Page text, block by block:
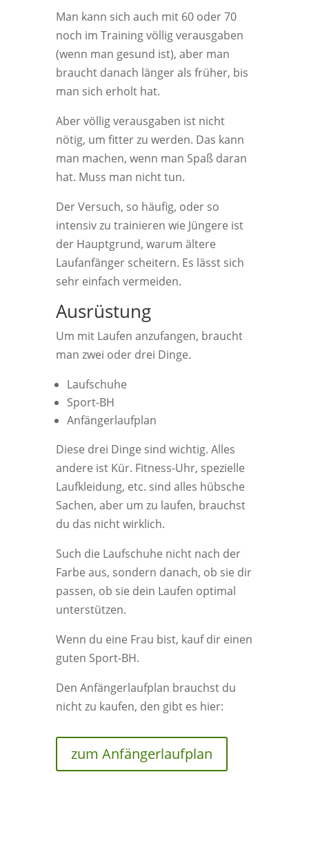
Man kann sich auch mit 60 oder 70
noch im Training völlig verausgaben
(wenn man gesund ist), aber man
braucht danach länger als früher, bis
man sich erholt hat.
Aber völlig verausgaben ist nicht
nötig, um fitter zu werden. Das kann
man machen, wenn man Spaß daran
hat. Muss man nicht tun.
Der Versuch, so häufig, oder so
intensiv zu trainieren wie Jüngere ist
der Hauptgrund, warum ältere
Laufanfänger scheitern. Es lässt sich
sehr einfach vermeiden.
Ausrüstung
Um mit Laufen anzufangen, braucht
man zwei oder drei Dinge.
Laufschuhe
Sport-BH
Anfängerlaufplan
Diese drei Dinge sind wichtig. Alles
andere ist Kür. Fitness-Uhr, spezielle
Laufkleidung, etc. sind alles hübsche
Sachen, aber um zu laufen, brauchst
du das nicht wirklich.
Such die Laufschuhe nicht nach der
Farbe aus, sondern danach, ob sie dir
passen, ob sie dein Laufen optimal
unterstützen.
Wenn du eine Frau bist, kauf dir einen
guten Sport-BH.
Den Anfängerlaufplan brauchst du
nicht zu kaufen, den gibt es hier:
zum Anfängerlaufplan